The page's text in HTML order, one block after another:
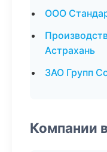
ООО
Астрахань
ЗАО Групп
Компании